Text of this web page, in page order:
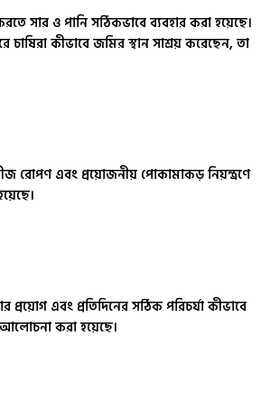
সার ও পানি সঠিকভাবে ব্যবহার করা হয়েছে।
চাষিরা কীভাবে জমির স্থান সাশ্রয় করেছেন, তা
রোপণ এবং প্রয়োজনীয় পোকামাকড় নিয়ন্ত্রণে
প্রয়োগ এবং প্রতিদিনের সঠিক পরিচর্যা কীভাবে
করা হয়েছে।